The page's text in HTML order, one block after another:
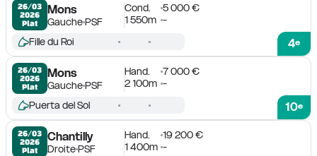
26/03
2026
Plat
Mons
GauchePSF
Cond.
5 000 €
1 550m -
4e
Fille du Roi
26/03
2026
Plat
Mons
GauchePSF
Hand.
7 000 €
2 100m -
10e
Puerta del Sol
26/03
2026
Plat
Chantilly
DroitePSF
Hand.
19 200 €
1 400m -